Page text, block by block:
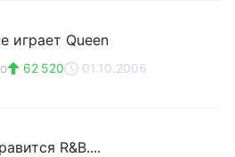
играет Queen
62 520 01.10.2006
R&B....